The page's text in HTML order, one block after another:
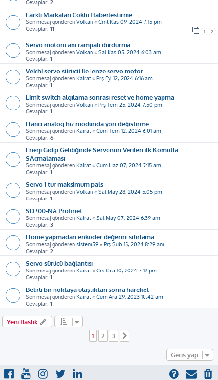
Cevaplar: 2
Farklı Markaları Çoklu Haberleştirme
Son mesaj gönderen Volkan « Cmt Kas 09, 2024 7:15 pm
Cevaplar: 11 1 2
Servo motoru ani rampali durdurma
Son mesaj gönderen Volkan « Sal Kas 05, 2024 6:03 am
Cevaplar: 1
Veichi servo sürücü ile lenze servo motor
Son mesaj gönderen Kairat « Prş Eyl 12, 2024 6:16 am
Cevaplar: 1
Limit switch algılama sonrası reset ve home yapma
Son mesaj gönderen Volkan « Prş Tem 25, 2024 7:50 pm
Cevaplar: 1
Harici analog hız modunda yön değiştirme
Son mesaj gönderen Kairat « Cum Tem 12, 2024 6:01 am
Cevaplar: 6
Enerji Gidip Geldiğinde Servonun Verilen ilk Komutla
SAçmalaması
Son mesaj gönderen Kairat « Cum Haz 07, 2024 7:15 am
Cevaplar: 1
Servo 1 tur maksimum pals
Son mesaj gönderen Volkan « Sal May 28, 2024 5:05 pm
Cevaplar: 1
SD700-NA Profinet
Son mesaj gönderen Kairat « Sal May 07, 2024 6:39 am
Cevaplar: 3
Home yapmadan enkoder değerini sıfırlama
Son mesaj gönderen sistem59 « Prş Şub 15, 2024 8:29 am
Cevaplar: 2
Servo sürücü bağlantısı
Son mesaj gönderen Kairat « Çrş Oca 10, 2024 7:19 pm
Cevaplar: 1
Belirli bir noktaya ulaştıktan sonra hareket
Son mesaj gönderen Kairat « Cum Ara 29, 2023 10:42 am
Cevaplar: 1
Yeni Başlık
1
2 3
Geçiş yap